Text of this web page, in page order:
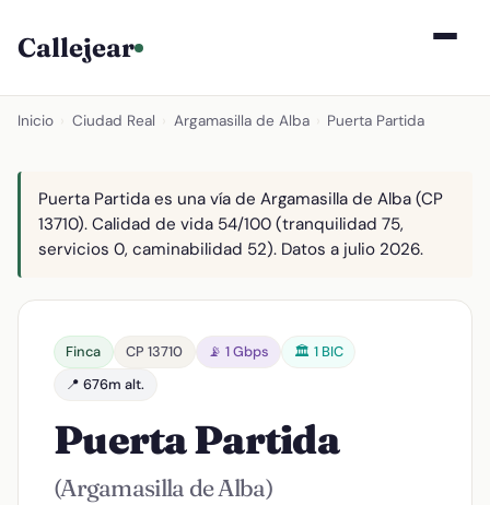
Callejear
Inicio Ciudad Real Argamasilla de Alba Puerta Partida
Puerta Partida es una vía de Argamasilla de Alba (CP
13710). Calidad de vida 54/100 (tranquilidad 75,
servicios 0, caminabilidad 52). Datos a julio 2026.
Finca CP 13710 📡 1 Gbps
🏛️ 1 BIC
📍 676m alt.
Puerta Partida
(Argamasilla de Alba)